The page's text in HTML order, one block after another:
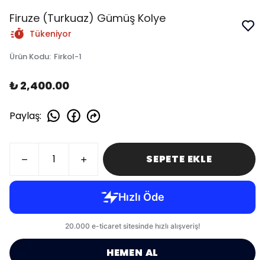
Firuze (Turkuaz) Gümüş Kolye
Tükeniyor
Ürün Kodu: Firkol-1
₺ 2,400.00
Paylaş:
SEPETE EKLE
HEMEN AL